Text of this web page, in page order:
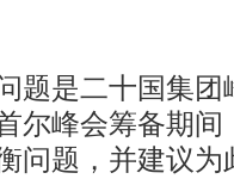
是二十国集团
尔峰会筹备期间
问题，并建议为